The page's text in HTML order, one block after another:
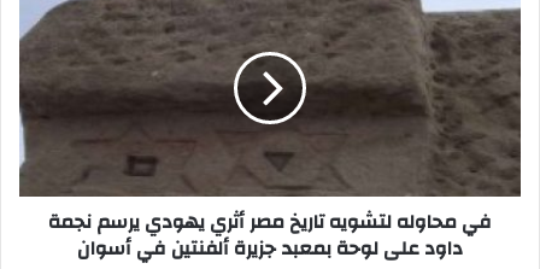
محاوله
لتشويه
تاريخ
مصر
أثري
يهودي
يرسم
نجمة
في محاوله لتشويه تاريخ مصر أثري يهودي يرسم نجمة
داود على لوحة بمعبد جزيرة ألفنتين في أسوان‎